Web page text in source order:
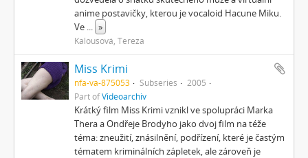
anime postavičky, kterou je vocaloid Hacune Miku.
Ve ... »
Kalousová, Tereza
Miss Krimi
nfa-va-875053 Subseries
2005
Part ofVideoarchiv
Krátký film Miss Krimi vznikl ve spolupráci Marka
Thera a Ondřeje Brodyho jako dvoj film na téže
téma: zneužití, znásilnění, podřízení, které je častým
tématem kriminálních zápletek, ale zároveň je